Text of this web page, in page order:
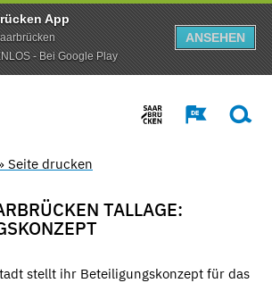
App
- Bei Google Play
ANSEHEN
Seite drucken
TALLAGE:
stellt ihr Beteiligungskonzept für das